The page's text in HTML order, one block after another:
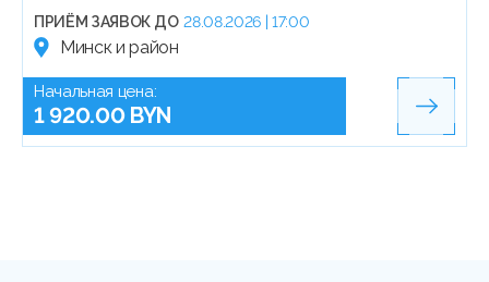
ПРИЁМ ЗАЯВОК ДО 28.08.2026 | 17:00
Минск и район
Начальная цена:
1 920.00 BYN